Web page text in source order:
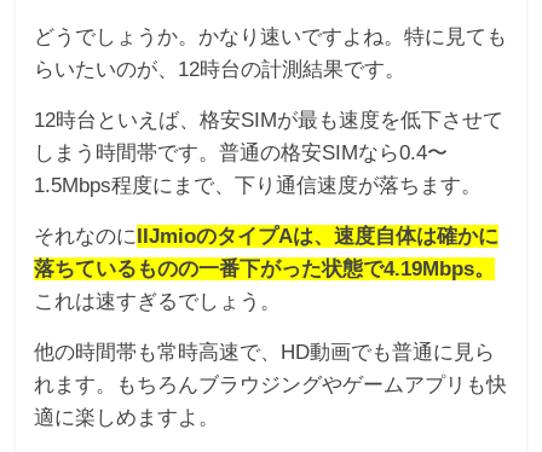
どうでしょうか。かなり速いですよね。特に見ても
らいたいのが、12時台の計測結果です。
12時台といえば、格安SIMが最も速度を低下させて
しまう時間帯です。普通の格安SIMなら0.4〜
1.5Mbps程度にまで、下り通信速度が落ちます。
それなのにIIJmioのタイプAは、速度自体は確かに
落ちているものの一番下がった状態で4.19Mbps。
これは速すぎるでしょう。
他の時間帯も常時高速で、HD動画でも普通に見ら
れます。もちろんブラウジングやゲームアプリも快
適に楽しめますよ。